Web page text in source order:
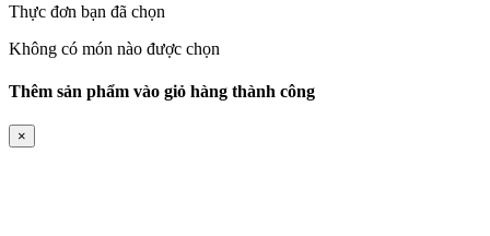
Thực đơn bạn đã chọn
Không có món nào được chọn
Thêm sản phẩm vào giỏ hàng thành công
×